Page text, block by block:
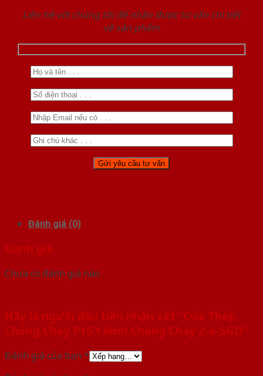
Liên hệ với chúng tôi để nhận được tư vấn chi tiết
về sản phẩm
Đánh giá (0)
Đánh giá
Chưa có đánh giá nào.
Hãy là người đầu tiên nhận xét “Cửa Thép
Chống Cháy P1G1 kinh Chống Cháy 2-a-SGD”
Đánh giá của bạn *